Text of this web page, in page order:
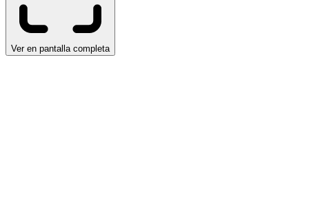
Ver en pantalla completa